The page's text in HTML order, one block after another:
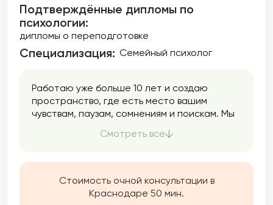
Подтверждённые дипломы по
психологии:
дипломы о переподготовке
Специализация: Семейный психолог
Работаю уже больше 10 лет и создаю
пространство, где есть место вашим
чувствам, паузам, сомнениям и поискам. Мы
аккуратно, без давления. Моя задача —
Смотреть все
Стоимость очной консультации в
Краснодаре 50 мин.